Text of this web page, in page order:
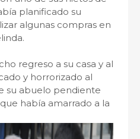
planificado su
algunas compras en
regreso a su casa y al
y horrorizado al
su abuelo pendiente
había amarrado a la